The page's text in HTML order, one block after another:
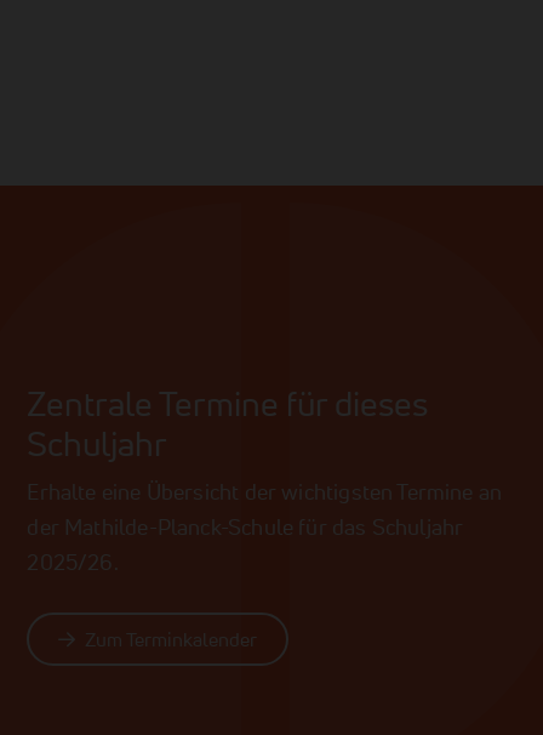
Zentrale Termine für dieses
Schuljahr
Erhalte eine Übersicht der wichtigsten Termine an
der Mathilde-Planck-Schule für das Schuljahr
2025/26.
Zum Terminkalender